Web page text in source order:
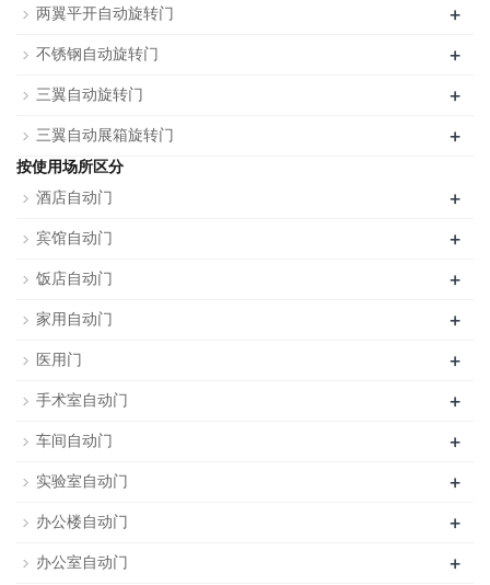
两翼平开自动旋转门 +
不锈钢自动旋转门 +
三翼自动旋转门 +
三翼自动展箱旋转门 +
按使用场所区分
酒店自动门
+
宾馆自动门 +
饭店自动门 +
家用自动门 +
医用门 +
手术室自动门 +
车间自动门 +
实验室自动门 +
办公楼自动门 +
办公室自动门 +